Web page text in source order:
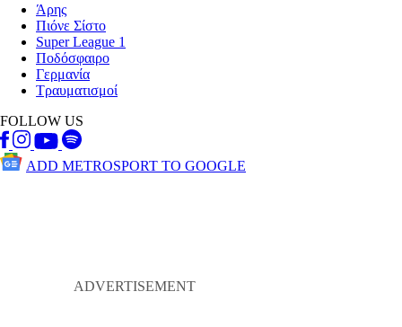
Άρης
Πιόνε Σίστο
Super League 1
Ποδόσφαιρο
Γερμανία
Τραυματισμοί
FOLLOW US
ADD METROSPORT TO GOOGLE